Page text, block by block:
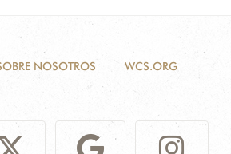
NOSOTROS WCS.ORG